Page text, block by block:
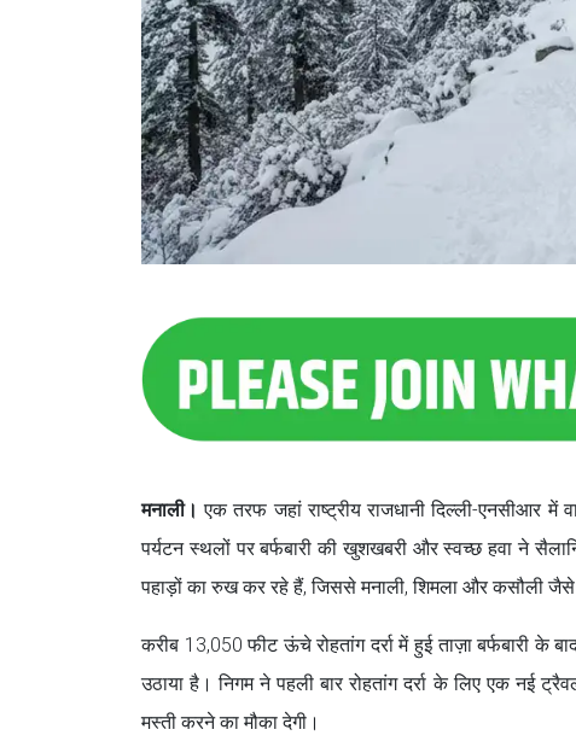
मनाली। एक तरफ जहां राष्ट्रीय राजधानी दिल्ली-एनसीआर
पर्यटन स्थलों पर बर्फबारी की खुशखबरी और स्वच्छ हवा ने
पहाड़ों का रुख कर रहे हैं, जिससे मनाली, शिमला और कसौली
करीब 13,050 फीट ऊंचे रोहतांग दर्रा में हुई ताज़ा बर्फबारी के
उठाया है। निगम ने पहली बार रोहतांग दर्रा के लिए एक नई
मस्ती करने का मौका देगी।